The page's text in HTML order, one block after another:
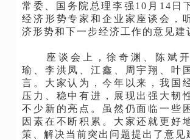
常委、国务院总理李强 10月14日
经济形势专家和企业家座谈会，
济形势和下一步经济工作的意见建
座谈会上，徐奇渊、陈斌
瑜、李洪凤、江鑫、周宇翔、叶
言。大家认为，今年以来，我国
压力、稳中有进，展现出强大韧
不少新的亮点。虽然仍面临一些
因素在不断积累。大家还就更好
策、解决当前突出问题提出了意见